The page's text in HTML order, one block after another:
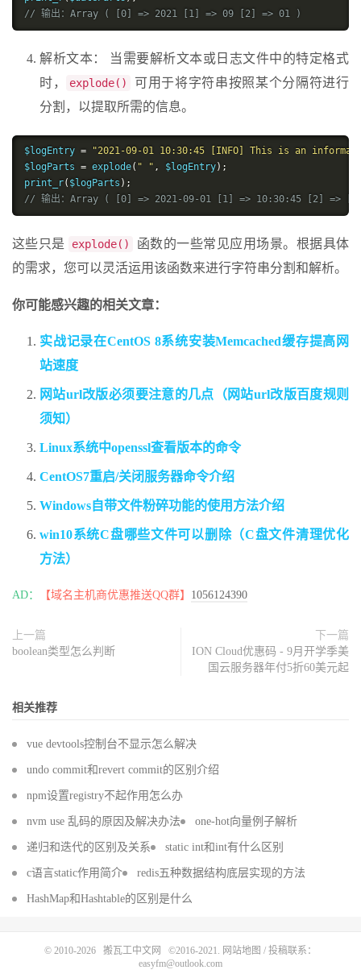
// 输出：Array ( [0] => 2021 [1] => 09 [2] => 01 )
解析文本： 当需要解析文本或日志文件中的特定格式
时，
explode()
可用于将字符串按照某个分隔符进行
分割，以提取所需的信息。
$logEntry =
"2021-09-01 10:30:45 [INFO] This is an
$logParts = explode( " " , $logEntry);
print_r( $logParts );
// 输出：Array ( [0] => 2021-09-01 [1] => 10:30:45 [2] =>
这些只是 explode()
函数的一些常见应用场景。根据具体
的需求，您可以灵活运用该函数来进行字符串分割和解析。
你可能感兴趣的相关文章：
实战记录在CentOS 8系统安装Memcached缓存提高网
站速度
网站url改版必须要注意的几点（网站url改版百度规则
须知）
Linux系统中openssl查看版本的命令
CentOS7重启/关闭服务器命令介绍
Windows自带文件粉碎功能的使用方法介绍
win10系统C盘哪些文件可以删除（C盘文件清理优化
方法）
AD： 【域名主机商优惠推送QQ群】 1056124390
上一篇
boolean类型怎么判断
下一篇
ION Cloud优惠码 - 9月开学季美
国云服务器年付5折60美元起
相关推荐
vue devtools控制台不显示怎么解决
undo commit和revert commit的区别介绍
npm设置registry不起作用怎么办
nvm use 乱码的原因及解决办法 one-hot向量例子解析
递归和迭代的区别及关系 static int和int有什么区别
c语言static作用简介 redis五种数据结构底层实现的方法
HashMap和Hashtable的区别是什么
© 2010-2026 搬瓦工中文网 ©2016-2021. 网站地图 / 投稿联系：
easyfm@outlook.com